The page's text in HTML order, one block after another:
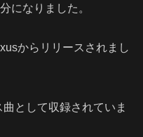
になりました。
からリリースされまし
として収録されていま